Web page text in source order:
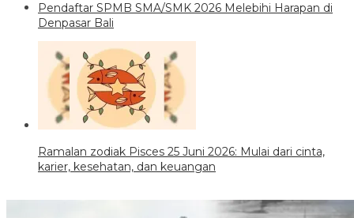
Pendaftar SPMB SMA/SMK 2026 Melebihi Harapan di
Denpasar Bali
Ramalan zodiak Pisces 25 Juni 2026: Mulai dari cinta,
karier, kesehatan, dan keuangan